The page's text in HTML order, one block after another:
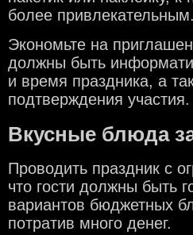
более
Экономьте на
должны быть
и время праздника, а
подтверждения участия.
Вкусные блюда
Проводить праздник с
что гости должны быть
вариантов бюджетных
потратив много денег.